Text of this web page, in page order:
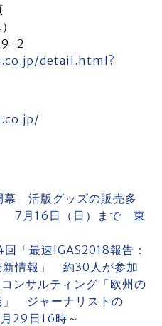
2
detail.html?
幕 活版グッズの販売多
7月16日（日）まで 東
「最速IGAS2018報告：
新情報」 約30人が参加
コンサルティング「欧州の
」 ジャーナリストの
29日16時～